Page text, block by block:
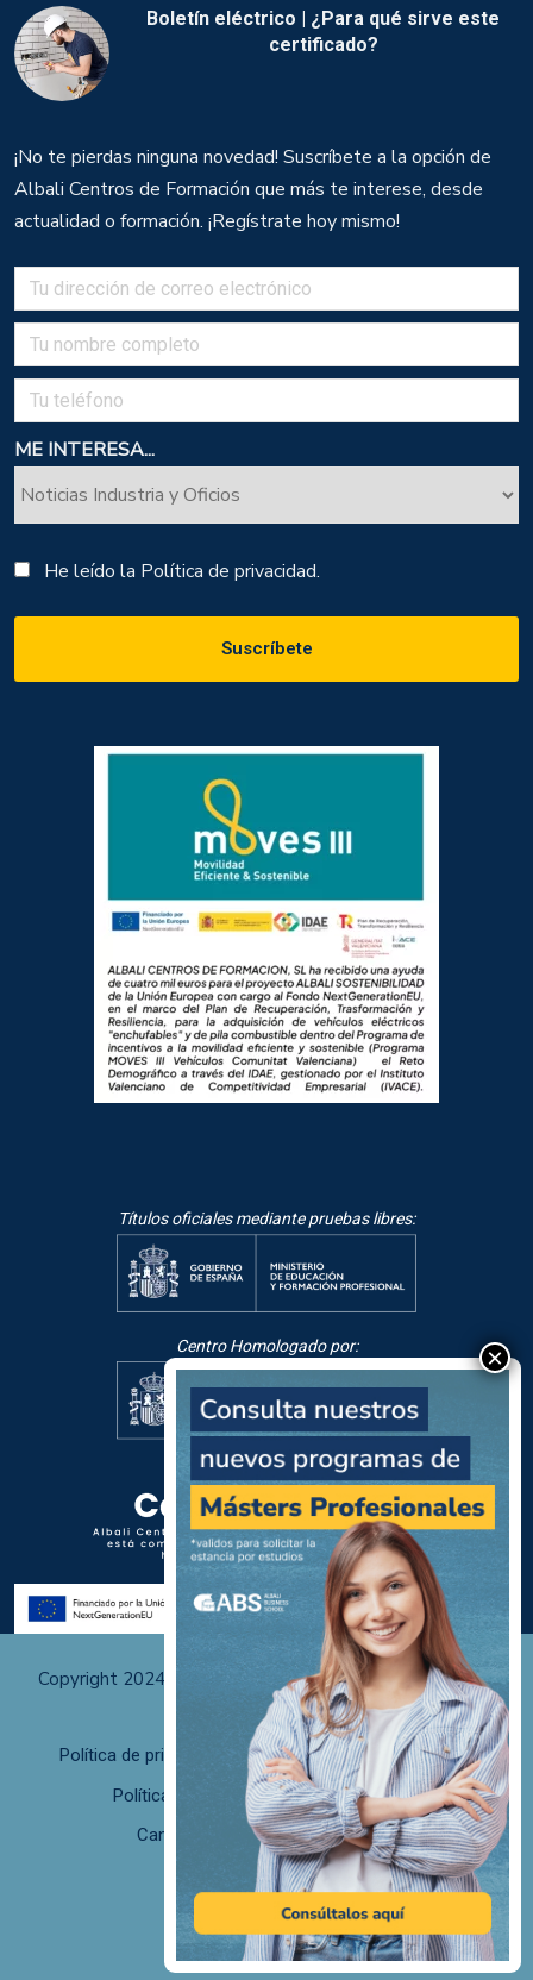
Boletín eléctrico | ¿Para qué sirve este
certificado?
¡No te pierdas ninguna novedad! Suscríbete a la opción de
Albali Centros de Formación que más te interese, desde
actualidad o formación. ¡Regístrate hoy mismo!
ME INTERESA...
He leído la Política de privacidad.
Títulos oficiales mediante pruebas libres:
Centro Homologado por:
Copyright 2024 Albali Centros de Formación | Todos los
derechos reservados
Política de privacidad
Políticas de uso y cookies
Política de calidad
F. desistimiento
Canal de Denuncias/Canal Ético